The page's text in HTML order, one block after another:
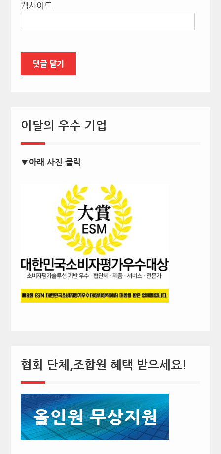
웹사이트
이달의 우수 기업
▼아래 사진 클릭
협회 단체,조합원 혜택 받으세요!